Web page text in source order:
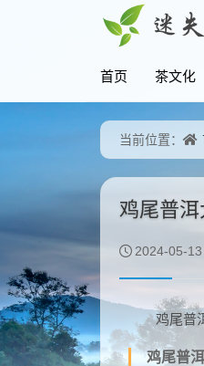
首页 茶文化
当前位置：
鸡尾普洱
2024-05-
鸡尾普
鸡尾普